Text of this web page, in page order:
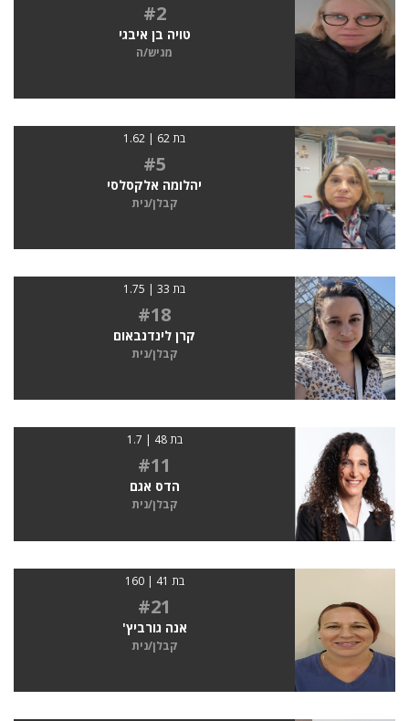
#2
טויה בן איבגי
מגיש/ה
בת 62 | 1.62
#5
יהלומה אלקסלסי
קבלן/נית
בת 33 | 1.75
#18
קרן לינדנבאום
קבלן/נית
בת 48 | 1.7
#11
הדס אגם
קבלן/נית
בת 41 | 160
#21
אנה גורביץ'
קבלן/נית